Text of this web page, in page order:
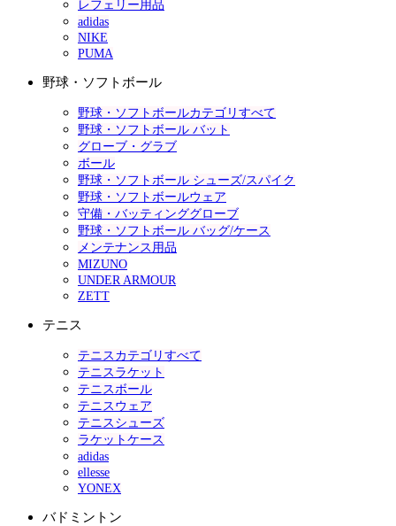
レフェリー用品
adidas
NIKE
PUMA
野球・ソフトボール
野球・ソフトボールカテゴリすべて
野球・ソフトボール バット
グローブ・グラブ
ボール
野球・ソフトボール シューズ/スパイク
野球・ソフトボールウェア
守備・バッティンググローブ
野球・ソフトボール バッグ/ケース
メンテナンス用品
MIZUNO
UNDER ARMOUR
ZETT
テニス
テニスカテゴリすべて
テニスラケット
テニスボール
テニスウェア
テニスシューズ
ラケットケース
adidas
ellesse
YONEX
バドミントン